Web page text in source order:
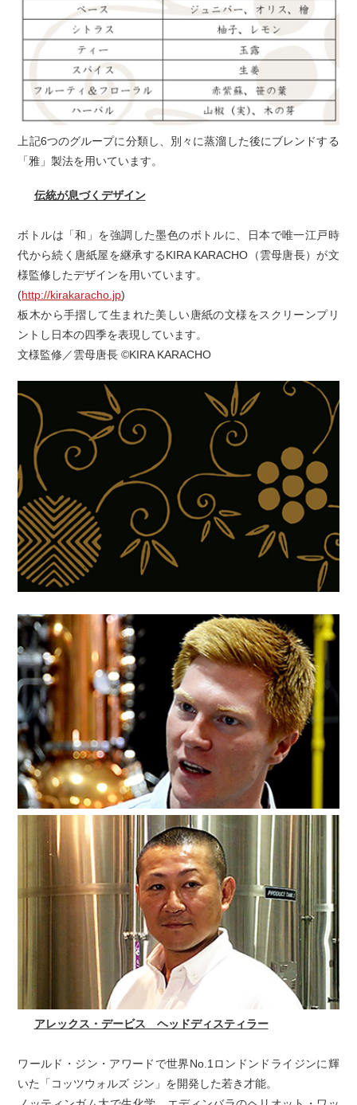
上記6つのグループに分類し、別々に蒸溜した後にブレンドする
「雅」製法を用いています。
伝統が息づくデザイン
ボトルは「和」を強調した墨色のボトルに、日本で唯一江戸時
代から続く唐紙屋を継承するKIRA KARACHO（雲母唐長）が文
様監修したデザインを用いています。
(http://kirakaracho.jp)
板木から手摺して生まれた美しい唐紙の文様をスクリーンプリ
ントし日本の四季を表現しています。
文様監修／雲母唐長 ©KIRA KARACHO
アレックス・デービス ヘッドディスティラー
ワールド・ジン・アワードで世界No.1ロンドンドライジンに輝
いた「コッツウォルズ ジン」を開発した若き才能。